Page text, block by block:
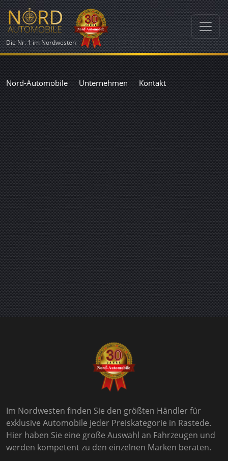
Die Nr. 1 im Nordwesten
Nord-Automobile Unternehmen Kontakt
Im Nordwesten finden Sie den größten Händler für
exklusive Automobile jeder Preiskategorie in Rastede.
Hier haben Sie eine große Auswahl an Fahrzeugen und
werden kompetent zu den einzelnen Marken beraten.